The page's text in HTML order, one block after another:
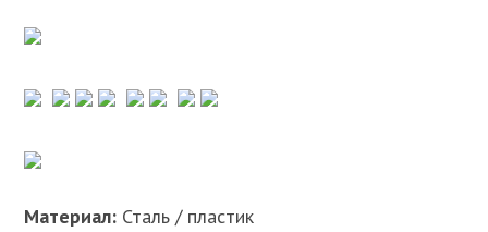
Материал: Сталь / пластик